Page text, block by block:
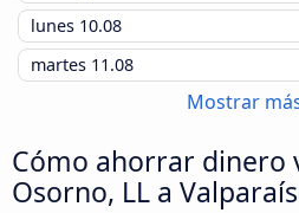
lunes 10.08
martes 11.08
Mostrar
Cómo ahorrar dinero
Osorno, LL a